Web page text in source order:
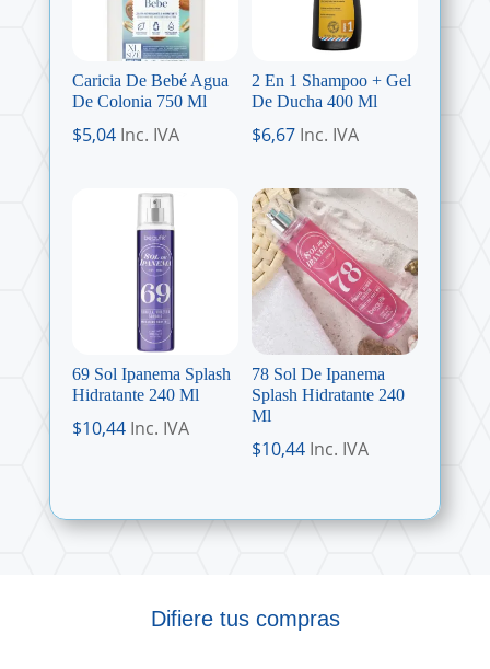
Caricia De Bebé Agua
De Colonia 750 Ml
$5,04 Inc. IVA
2 En 1 Shampoo + Gel
De Ducha 400 Ml
$6,67 Inc. IVA
69 Sol Ipanema Splash
Hidratante 240 Ml
$10,44 Inc. IVA
78 Sol De Ipanema
Splash Hidratante 240
Ml
$10,44 Inc. IVA
Difiere tus compras